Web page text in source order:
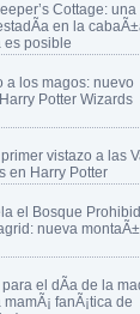
Cottage: una
en la
es posible
a los magos: nuevo
Potter Wizards
primer vistazo a las
en Harry Potter
el Bosque
nueva
el dÃ­a de la
fanÃ¡tica de